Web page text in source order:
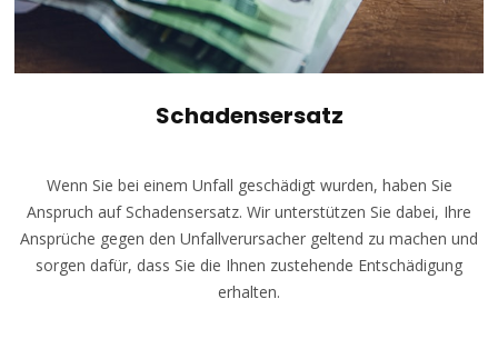
Schadensersatz
Wenn Sie bei einem Unfall geschädigt wurden, haben Sie
Anspruch auf Schadensersatz. Wir unterstützen Sie dabei, Ihre
Ansprüche gegen den Unfallverursacher geltend zu machen und
sorgen dafür, dass Sie die Ihnen zustehende Entschädigung
erhalten.